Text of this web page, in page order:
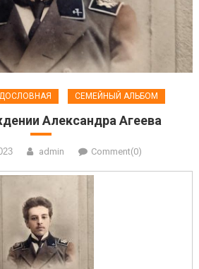
СЕМЕЙНЫЙ АЛЬБОМ
Александра Агеева
admin Comment(0)